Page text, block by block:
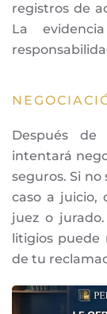
registros de
La
Después
intentará
seguros. Si
caso a juicio,
juez o
litigios puede
de tu